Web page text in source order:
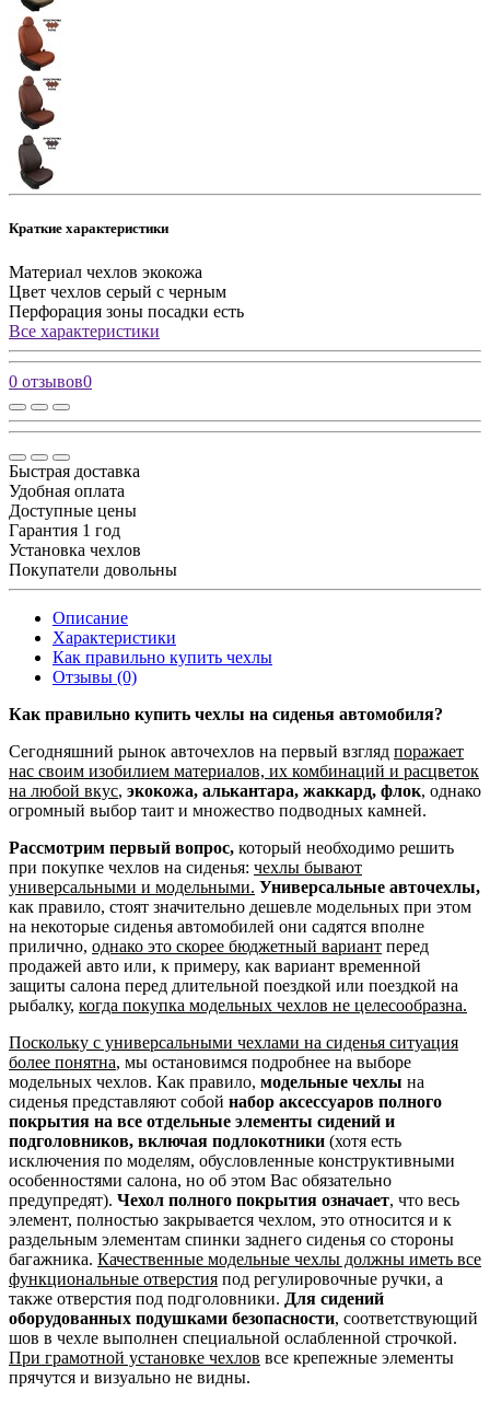
Краткие характеристики
Материал чехлов экокожа
Цвет чехлов серый с черным
Перфорация зоны посадки есть
Все характеристики
0 отзывов0
Быстрая доставка
Удобная оплата
Доступные цены
Гарантия 1 год
Установка чехлов
Покупатели довольны
Описание
Характеристики
Как правильно купить чехлы
Отзывы (0)
Как правильно купить чехлы на сиденья автомобиля?
Сегодняшний рынок авточехлов на первый взгляд поражает
нас своим изобилием материалов, их комбинаций и расцветок
на любой вкус, экокожа, алькантара, жаккард, флок, однако
огромный выбор таит и множество подводных камней.
Рассмотрим первый вопрос, который необходимо решить
при покупке чехлов на сиденья: чехлы бывают
универсальными и модельными. Универсальные авточехлы,
как правило, стоят значительно дешевле модельных при этом
на некоторые сиденья автомобилей они садятся вполне
прилично, однако это скорее бюджетный вариант перед
продажей авто или, к примеру, как вариант временной
защиты салона перед длительной поездкой или поездкой на
рыбалку, когда покупка модельных чехлов не целесообразна.
Поскольку с универсальными чехлами на сиденья ситуация
более понятна, мы остановимся подробнее на выборе
модельных чехлов. Как правило, модельные чехлы на
сиденья представляют собой набор аксессуаров полного
покрытия на все отдельные элементы сидений и
подголовников, включая подлокотники (хотя есть
исключения по моделям, обусловленные конструктивными
особенностями салона, но об этом Вас обязательно
предупредят). Чехол полного покрытия означает, что весь
элемент, полностью закрывается чехлом, это относится и к
раздельным элементам спинки заднего сиденья со стороны
багажника. Качественные модельные чехлы должны иметь все
функциональные отверстия под регулировочные ручки, а
также отверстия под подголовники. Для сидений
оборудованных подушками безопасности, соответствующий
шов в чехле выполнен специальной ослабленной строчкой.
При грамотной установке чехлов все крепежные элементы
прячутся и визуально не видны.